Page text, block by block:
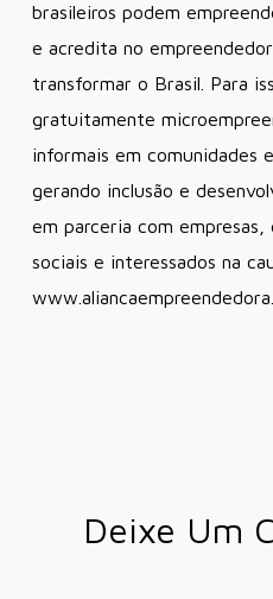
brasileiros podem
e acredita no
transformar o Brasil. Para
gratuitamente
informais em comunidades
gerando inclusão e
em parceria com empresas,
sociais e interessados na
Deixe Um